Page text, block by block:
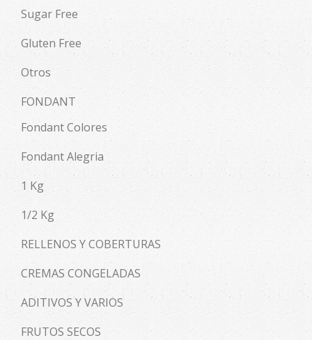
Sugar Free
Gluten Free
Otros
FONDANT
Fondant Colores
Fondant Alegria
1 Kg
1/2 Kg
RELLENOS Y COBERTURAS
CREMAS CONGELADAS
ADITIVOS Y VARIOS
FRUTOS SECOS